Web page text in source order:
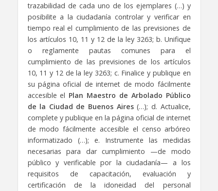
trazabilidad de cada uno de los ejemplares (…) y
posibilite a la ciudadanía controlar y verificar en
tiempo real el cumplimiento de las previsiones de
los artículos 10, 11 y 12 de la ley 3263; b. Unifique
o reglamente pautas comunes para el
cumplimiento de las previsiones de los artículos
10, 11 y 12 de la ley 3263; c. Finalice y publique en
su página oficial de internet de modo fácilmente
accesible el Plan Maestro de Arbolado Público
de la Ciudad de Buenos Aires(…); d. Actualice,
complete y publique en la página oficial de internet
de modo fácilmente accesible el censo arbóreo
informatizado (…); e. Instrumente las medidas
necesarias para dar cumplimiento —de modo
público y verificable por la ciudadanía— a los
requisitos de capacitación, evaluación y
certificación de la idoneidad del personal